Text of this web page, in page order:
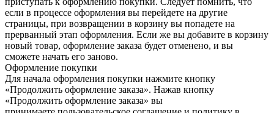
если в процессе оформления вы перейдете на другие
страницы, при возвращении в корзину вы попадете на
прерванный этап оформления. Если же вы добавите в корзину
новый товар, оформление заказа будет отменено, и вы
сможете начать его заново.
Оформление покупки
Для начала оформления покупки нажмите кнопку
«Продолжить оформление заказа». Нажав кнопку
«Продолжить оформление заказа» вы